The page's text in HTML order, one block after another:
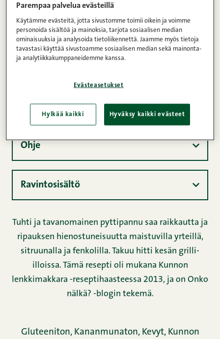
1 2 3 4 5 (1) Kommentit
Kunnon kuoreton lenkki 450 g
Ainekset
Ohje
Ravintosisältö
Tuhti ja tavanomainen pyttipannu saa raikkautta ja
ripauksen hienostuneisuutta maistuvilla yrteillä,
sitruunalla ja fenkolilla. Takuu hitti kesän grilli-
illoissa. Tämä resepti oli mukana Kunnon
lenkkimakkara -reseptihaasteessa 2013, ja on Onko
nälkä? -blogin tekemä.
Gluteeniton, Kananmunaton, Kevyt, Kunnon
Parempaa palvelua evästeillä
Käytämme evästeitä, jotta sivustomme toimii oikein ja voimme
personoida sisältöä ja mainoksia, tarjota sosiaalisen median
ominaisuuksia ja analysoida tietoliikennettä. Jaamme myös tietoja
tavastasi käyttää sivustoamme sosiaalisen median sekä mainonta-
ja analytiikkakumppaneidemme kanssa.
Evästeasetukset
Hylkää kaikki Hyväksy kaikki evästeet